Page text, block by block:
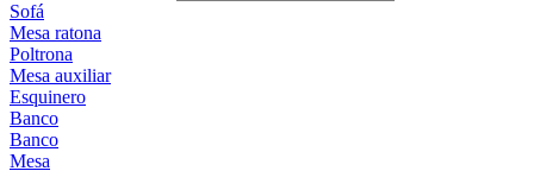
Sofá
Mesa ratona
Poltrona
Mesa auxiliar
Esquinero
Banco
Banco
Mesa